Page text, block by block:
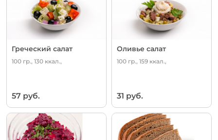
Греческий салат
100 гр., 130 ккал.,
57 руб.
Оливье салат
100 гр., 159 ккал.,
31 руб.